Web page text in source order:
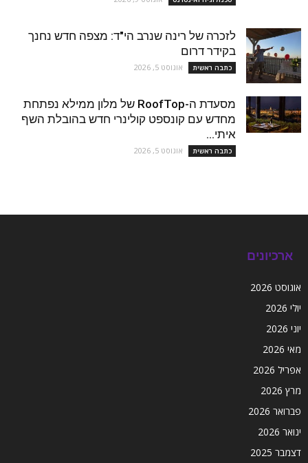
לזכרה של רינה שנרב הי"ד: מצפה חדש נחנך
בקידר דרום
כתבה ראשית אוגוסט 5, 2026
מסעדת ה-RoofTop של מלון ממילא נפתחת
מחדש עם קונספט קולינרי חדש בהובלת השף
איתי...
כתבה ראשית אוגוסט 5, 2026
ארכיונים
אוגוסט 2026
יולי 2026
יוני 2026
מאי 2026
אפריל 2026
מרץ 2026
פברואר 2026
ינואר 2026
דצמבר 2025